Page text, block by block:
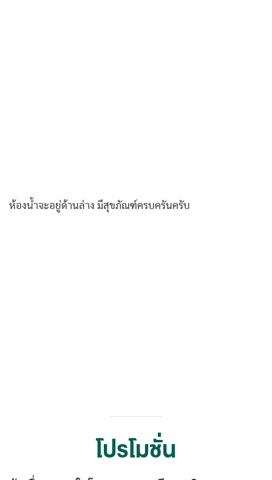
ห้องน้ำจะอยู่ด้านล่าง มีสุขภัณฑ์ครบครันครับ
โปรโมชั่น